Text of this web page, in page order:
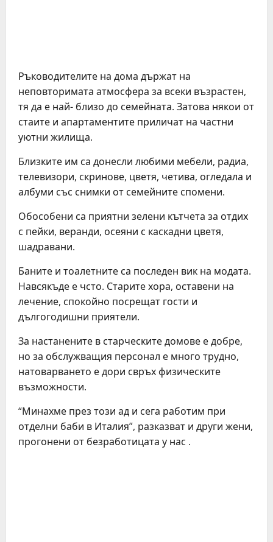
Ръководителите на дома държат на
неповторимата атмосфера за всеки възрастен,
тя да е най- близо до семейната. Затова някои от
стаите и апартаментите приличат на частни
уютни жилища.
Близките им са донесли любими мебели, радиа,
телевизори, скринове, цветя, четива, огледала и
албуми със снимки от семейните спомени.
Обособени са приятни зелени кътчета за отдих
с пейки, веранди, осеяни с каскадни цветя,
шадравани.
Баните и тоалетните са последен вик на модата.
Навсякъде е чсто. Старите хора, оставени на
лечение, спокойно посрещат гости и
дългогодишни приятели.
За настанените в старческите домове е добре,
но за обслужващия персонал е много трудно,
натоварването е дори свръх физическите
възможности.
“Минахме през този ад и сега работим при
отделни баби в Италия”, разказват и други жени,
прогонени от безработицата у нас .